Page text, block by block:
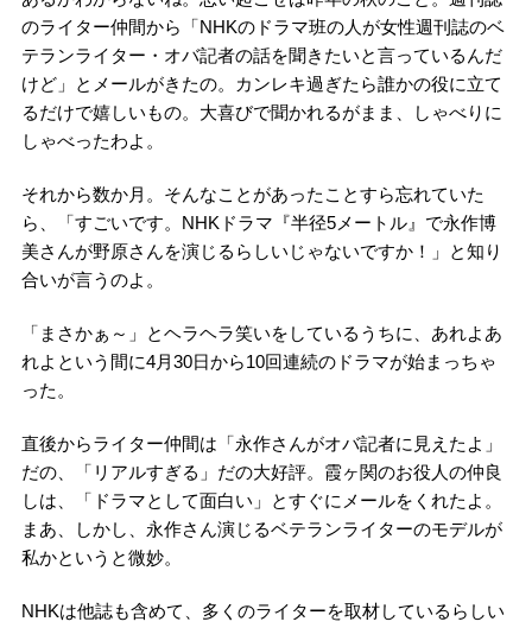
のライター仲間から「NHKのドラマ班の人が女性週刊誌のベ
テランライター・オバ記者の話を聞きたいと言っているんだ
けど」とメールがきたの。カンレキ過ぎたら誰かの役に立て
るだけで嬉しいもの。大喜びで聞かれるがまま、しゃべりに
しゃべったわよ。
それから数か月。そんなことがあったことすら忘れていた
ら、「すごいです。NHKドラマ『半径5メートル』で永作博
美さんが野原さんを演じるらしいじゃないですか！」と知り
合いが言うのよ。
「まさかぁ～」とヘラヘラ笑いをしているうちに、あれよあ
れよという間に4月30日から10回連続のドラマが始まっちゃ
った。
直後からライター仲間は「永作さんがオバ記者に見えたよ」
だの、「リアルすぎる」だの大好評。霞ヶ関のお役人の仲良
しは、「ドラマとして面白い」とすぐにメールをくれたよ。
まあ、しかし、永作さん演じるベテランライターのモデルが
私かというと微妙。
NHKは他誌も含めて、多くのライターを取材しているらしい